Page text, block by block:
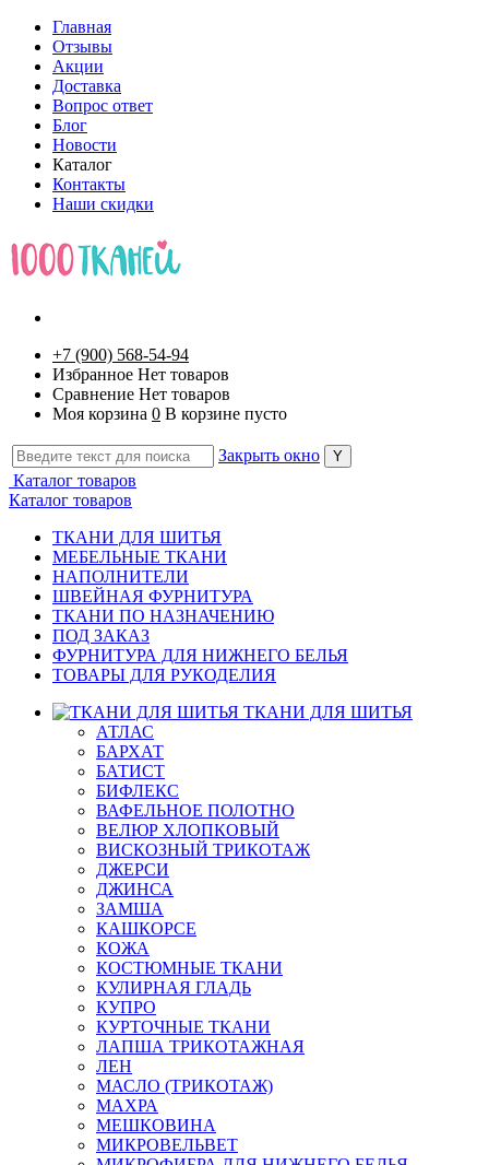
Главная
Отзывы
Акции
Доставка
Вопрос ответ
Блог
Новости
Каталог
Контакты
Наши скидки
+7 (900) 568-54-94
Избранное Нет товаров
Сравнение Нет товаров
Моя корзина 0 В корзине пусто
Закрыть окно
Каталог товаров
Каталог товаров
ТКАНИ ДЛЯ ШИТЬЯ
МЕБЕЛЬНЫЕ ТКАНИ
НАПОЛНИТЕЛИ
ШВЕЙНАЯ ФУРНИТУРА
ТКАНИ ПО НАЗНАЧЕНИЮ
ПОД ЗАКАЗ
ФУРНИТУРА ДЛЯ НИЖНЕГО БЕЛЬЯ
ТОВАРЫ ДЛЯ РУКОДЕЛИЯ
ТКАНИ ДЛЯ ШИТЬЯ
АТЛАС
БАРХАТ
БАТИСТ
БИФЛЕКС
ВАФЕЛЬНОЕ ПОЛОТНО
ВЕЛЮР ХЛОПКОВЫЙ
ВИСКОЗНЫЙ ТРИКОТАЖ
ДЖЕРСИ
ДЖИНСА
ЗАМША
КАШКОРСЕ
КОЖА
КОСТЮМНЫЕ ТКАНИ
КУЛИРНАЯ ГЛАДЬ
КУПРО
КУРТОЧНЫЕ ТКАНИ
ЛАПША ТРИКОТАЖНАЯ
ЛЕН
МАСЛО (ТРИКОТАЖ)
МАХРА
МЕШКОВИНА
МИКРОВЕЛЬВЕТ